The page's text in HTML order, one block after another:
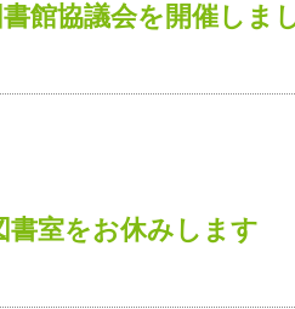
館協議会を開催しま
室をお休みします